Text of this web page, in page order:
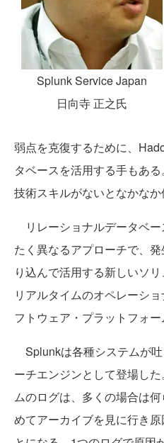
Splunk Service Japan
日向寺 正之氏
弱点を克復するために、
タベースを活用する手もあ
技術スキルがないとなかなか
リレーショナルデータベ
たく異なるアプローチで、
り込んで活用する新しいソ
リアルタイムのオペレーシ
フトウェア・プラットフォー
Splunkは各種システムが
ーチエンジンとして登場し
ムのログは、多くの場合は
めてアーカイブを見に行き